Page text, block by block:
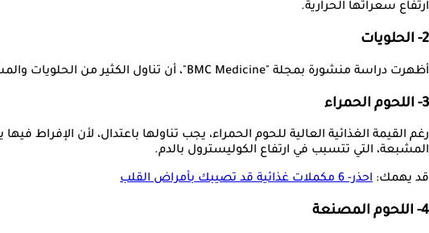
ارتفاع سعراتها الحرارية.
2- الحلويات
أظهرت دراسة منشورة بمجلة "BMC Medicine"، أن تناول الكثير من الحلويات والمشروبات الغازية في النظام الغذائي اليومي قد يتسبب في حدوث السمنة، وهي من عوامل خطر الإصابة بأمراض القلب.
3- اللحوم الحمراء
رغم القيمة الغذائية العالية للحوم الحمراء، يجب تناولها باعتدال، لأن الإفراط
المشبعة، التي تتسبب في ارتفاع الكوليسترول بالدم.
قد يهمك: احذر- 6 مكملات غذائية قد تصيبك بأمراض القلب
4- اللحوم المصنعة